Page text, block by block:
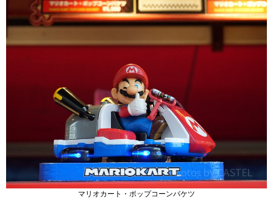
マリオカート・ポップコーンバケツ